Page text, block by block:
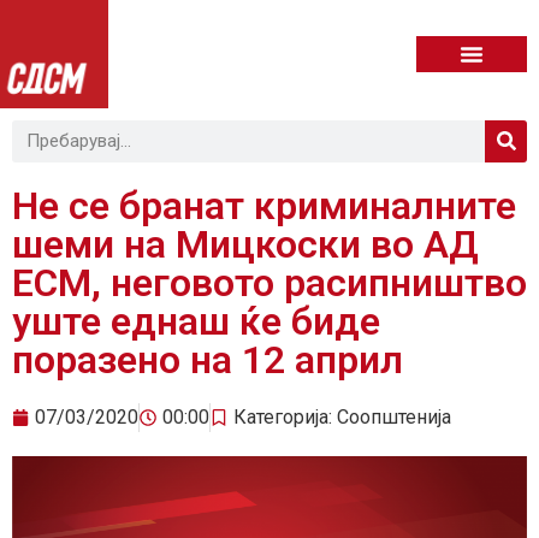
Не се бранат криминалните
шеми на Мицкоски во АД
ЕСМ, неговото расипништво
уште еднаш ќе биде
поразено на 12 април
07/03/2020 00:00 Категорија: Соопштенија